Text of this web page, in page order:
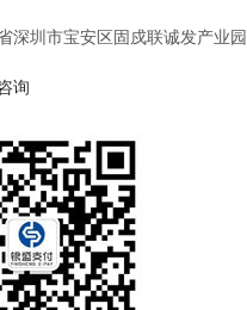
深圳市宝安区固戍联诚发产业园
询